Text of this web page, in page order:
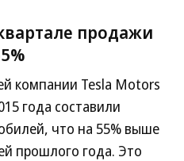
продажи
компании Tesla Motors
года составили
что на 55% выше
прошлого года. Это